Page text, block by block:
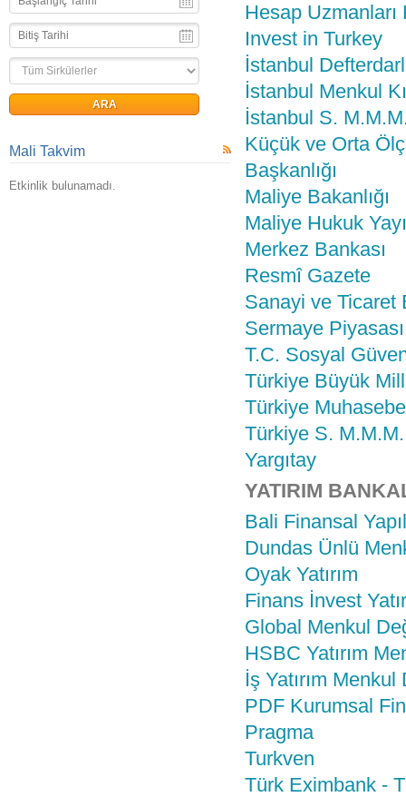
Mali Takvim
Etkinlik bulunamadı.
Hesap Uzmanları
Invest in Turkey
İstanbul
İstanbul Menkul
İstanbul S.
Küçük ve Orta
Başkanlığı
Maliye Bakanlığı
Maliye Hukuk
Merkez Bankası
Resmî Gazete
Sanayi ve Ticaret
Sermaye
T.C. Sosyal
Türkiye Büyük
Türkiye
Türkiye S.
Yargıtay
YATIRIM
Bali Finansal
Dundas Ünlü
Oyak Yatırım
Finans İnvest
Global Menkul
HSBC Yatırım
İş Yatırım
PDF Kurumsal
Pragma
Turkven
Türk Eximbank -